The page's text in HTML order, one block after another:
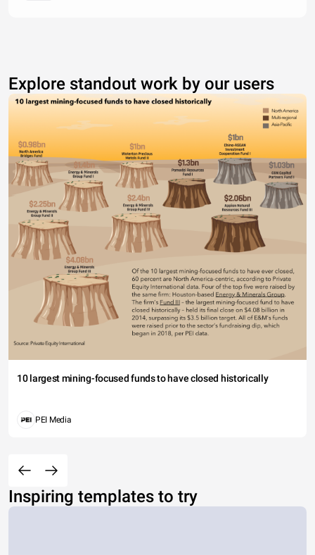
Explore standout work by our users
10 largest mining-focused funds to have closed historically
PEI Media
Inspiring templates to try